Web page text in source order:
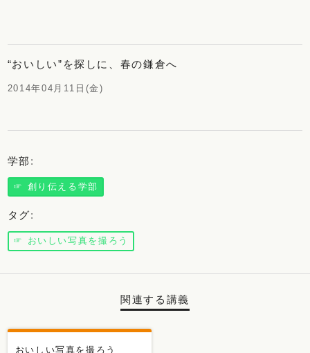
“おいしい”を探しに、春の鎌倉へ
2014年04月11日(金)
学部 :
☞ 創り伝える学部
タグ:
☞ おいしい写真を撮ろう
関連する講義
おいしい写真を撮ろう